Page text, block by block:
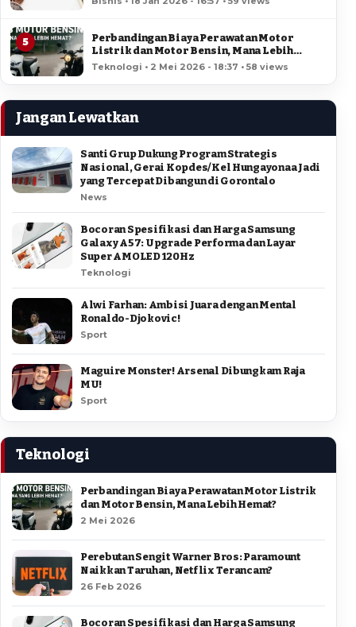
5
Perbandingan Biaya Perawatan Motor
Listrik dan Motor Bensin, Mana Lebih
Hemat?
Teknologi • 2 Mei 2026 - 18:37 • 58 views
Jangan Lewatkan
Santi Grup Dukung Program Strategis
Nasional, Gerai Kopdes/Kel Hungayonaa Jadi
yang Tercepat Dibangun di Gorontalo
News
Bocoran Spesifikasi dan Harga Samsung
Galaxy A57: Upgrade Performa dan Layar
Super AMOLED 120Hz
Teknologi
Alwi Farhan: Ambisi Juara dengan Mental
Ronaldo-Djokovic!
Sport
Maguire Monster! Arsenal Dibungkam Raja
MU!
Sport
Teknologi
Perbandingan Biaya Perawatan Motor Listrik
dan Motor Bensin, Mana Lebih Hemat?
2 Mei 2026
Perebutan Sengit Warner Bros: Paramount
Naikkan Taruhan, Netflix Terancam?
26 Feb 2026
Bocoran Spesifikasi dan Harga Samsung